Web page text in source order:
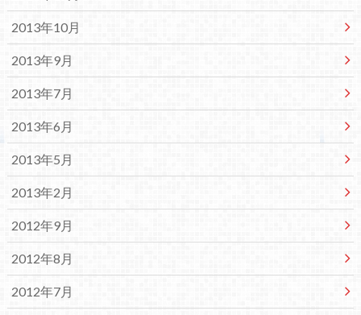
2013年10月
2013年9月
2013年7月
2013年6月
2013年5月
2013年2月
2012年9月
2012年8月
2012年7月